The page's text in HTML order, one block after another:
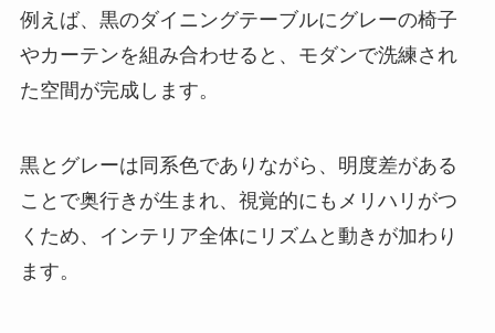
例えば、黒のダイニングテーブルにグレーの椅子
やカーテンを組み合わせると、モダンで洗練され
た空間が完成します。
黒とグレーは同系色でありながら、明度差がある
ことで奥行きが生まれ、視覚的にもメリハリがつ
くため、インテリア全体にリズムと動きが加わり
ます。